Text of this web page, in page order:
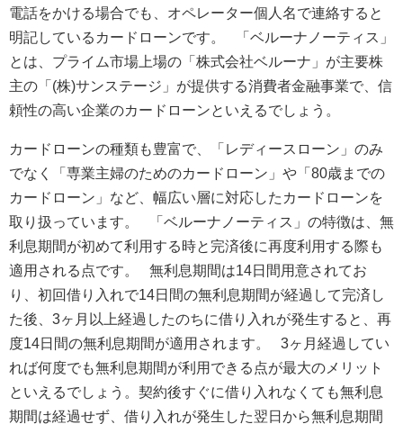
電話をかける場合でも、オペレーター個人名で連絡すると
明記しているカードローンです。 「ベルーナノーティス」
とは、プライム市場上場の「株式会社ベルーナ」が主要株
主の「(株)サンステージ」が提供する消費者金融事業で、信
頼性の高い企業のカードローンといえるでしょう。
カードローンの種類も豊富で、「レディースローン」のみ
でなく「専業主婦のためのカードローン」や「80歳までの
カードローン」など、幅広い層に対応したカードローンを
取り扱っています。 「ベルーナノーティス」の特徴は、無
利息期間が初めて利用する時と完済後に再度利用する際も
適用される点です。 無利息期間は14日間用意されてお
り、初回借り入れで14日間の無利息期間が経過して完済し
た後、3ヶ月以上経過したのちに借り入れが発生すると、再
度14日間の無利息期間が適用されます。 3ヶ月経過してい
れば何度でも無利息期間が利用できる点が最大のメリット
といえるでしょう。契約後すぐに借り入れなくても無利息
期間は経過せず、借り入れが発生した翌日から無利息期間